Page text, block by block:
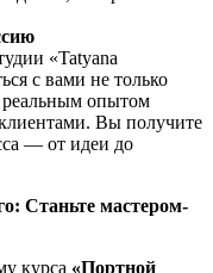
«Tatyana
с вами не только
реальным опытом
Вы получите
— от идеи до
Станьте мастером-
курса «Портной